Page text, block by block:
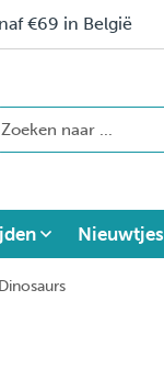
€69 in België
Nieuwtjes